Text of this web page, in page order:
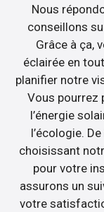
Nous
conseillons
Grâce à ça,
éclairée en
planifier notre
Vous pourrez
l’énergie
l’écologie.
choisissant
pour votre
assurons un
votre